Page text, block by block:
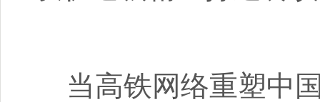
当高铁网络重塑中国